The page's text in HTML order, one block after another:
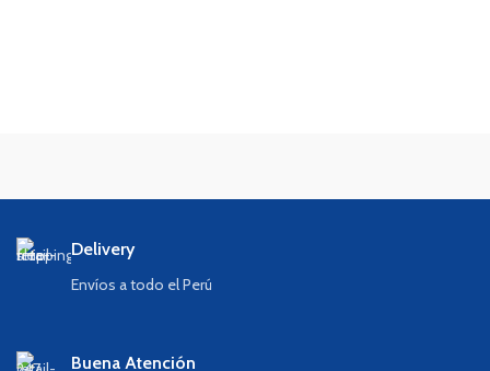
Delivery
Envíos a todo el Perú
Buena Atención